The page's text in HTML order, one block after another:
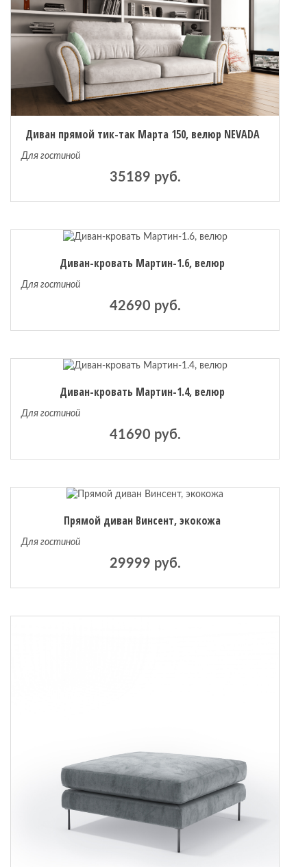
Диван прямой тик-так Марта 150, велюр NEVADA
Для гостиной
35189 руб.
Диван-кровать Мартин-1.6, велюр
Для гостиной
42690 руб.
Диван-кровать Мартин-1.4, велюр
Для гостиной
41690 руб.
Прямой диван Винсент, экокожа
Для гостиной
29999 руб.